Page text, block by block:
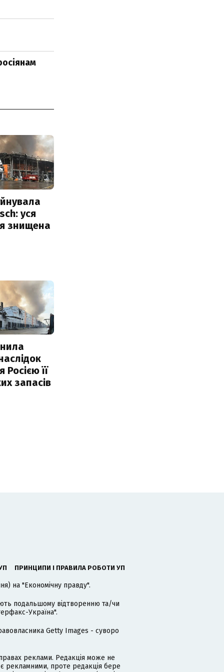
уся
знищена
її
запасів
ПРИНЦИПИ І ПРАВИЛА РОБОТИ УП
на "Економічну правду".
подальшому відтворенню та/чи
Україна".
Getty Images - суворо
реклами. Редакція може не
рекламними, проте редакція бере